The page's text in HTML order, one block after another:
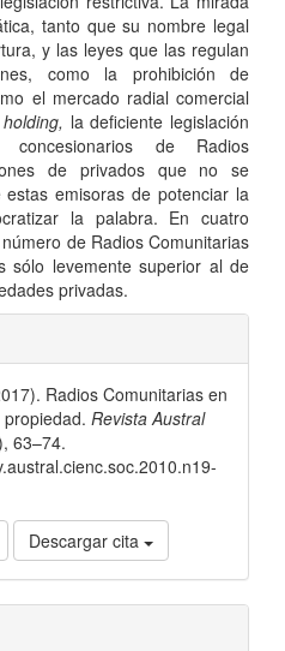
tanto que su nombre legal
y las leyes que las regulan
como la prohibición de
el mercado radial comercial
holding, la deficiente legislación
de Radios
de privados que no se
emisoras de potenciar la
la palabra. En cuatro
de Radios Comunitarias
sólo levemente superior al de
privadas.
Radios Comunitarias en
Revista Austral
63–74.
Descargar cita